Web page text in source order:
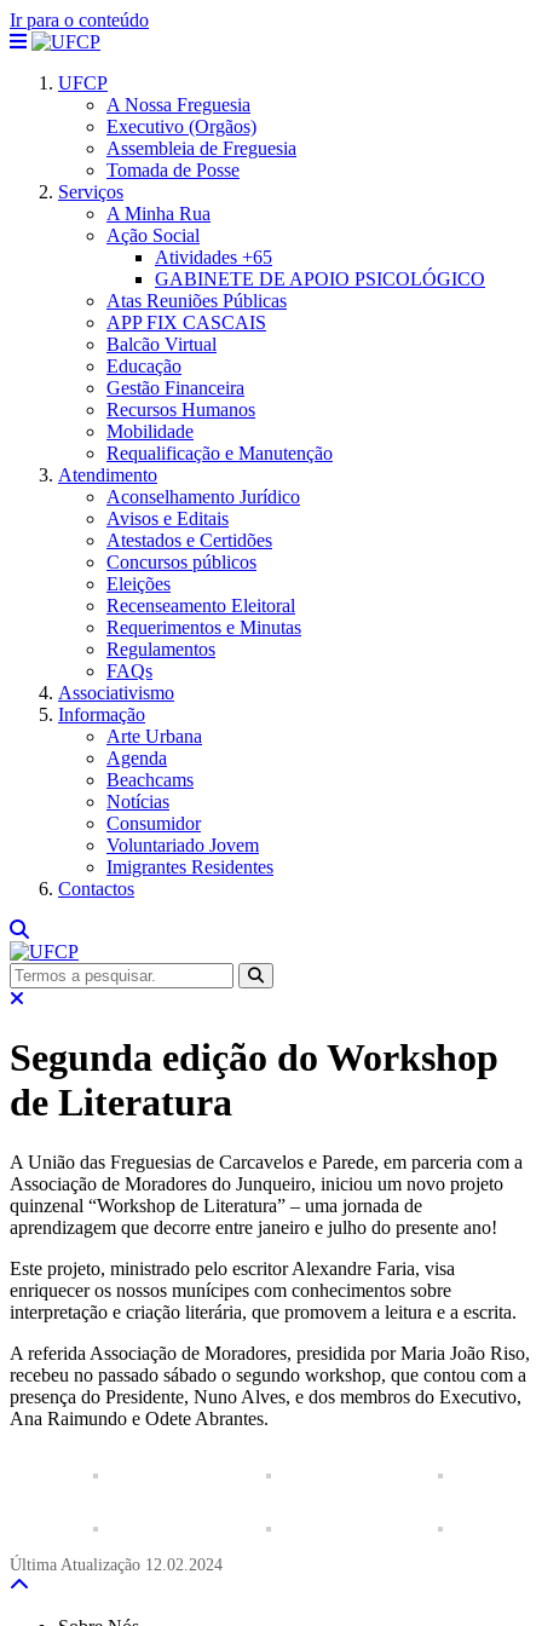
Ir para o conteúdo
UFCP
A Nossa Freguesia
Executivo (Orgãos)
Assembleia de Freguesia
Tomada de Posse
Serviços
A Minha Rua
Ação Social
Atividades +65
GABINETE DE APOIO PSICOLÓGICO
Atas Reuniões Públicas
APP FIX CASCAIS
Balcão Virtual
Educação
Gestão Financeira
Recursos Humanos
Mobilidade
Requalificação e Manutenção
Atendimento
Aconselhamento Jurídico
Avisos e Editais
Atestados e Certidões
Concursos públicos
Eleições
Recenseamento Eleitoral
Requerimentos e Minutas
Regulamentos
FAQs
Associativismo
Informação
Arte Urbana
Agenda
Beachcams
Notícias
Consumidor
Voluntariado Jovem
Imigrantes Residentes
Contactos
Segunda edição do Workshop
de Literatura
A União das Freguesias de Carcavelos e Parede, em parceria com a
Associação de Moradores do Junqueiro, iniciou um novo projeto
quinzenal “Workshop de Literatura” – uma jornada de
aprendizagem que decorre entre janeiro e julho do presente ano!
Este projeto, ministrado pelo escritor Alexandre Faria, visa
enriquecer os nossos munícipes com conhecimentos sobre
interpretação e criação literária, que promovem a leitura e a escrita.
A referida Associação de Moradores, presidida por Maria João Riso,
recebeu no passado sábado o segundo workshop, que contou com a
presença do Presidente, Nuno Alves, e dos membros do Executivo,
Ana Raimundo e Odete Abrantes.
Última Atualização 12.02.2024